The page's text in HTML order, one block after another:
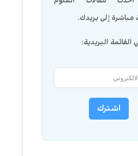
مباشرة إلى بريدك.
البريدية:
اشترك